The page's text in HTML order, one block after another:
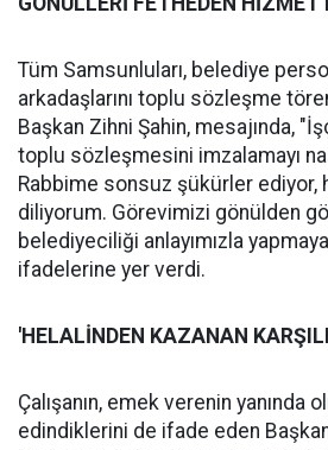
Tüm Samsunluları, belediye
arkadaşlarını toplu sözleşme
Başkan Zihni Şahin, mesajında,
toplu sözleşmesini imzalamayı
Rabbime sonsuz şükürler ediyor,
diliyorum. Görevimizi gönülden
belediyeciliği anlayımızla
ifadelerine yer verdi.
'HELALİNDEN KAZANAN
Çalışanın, emek verenin yanında
edindiklerini de ifade eden